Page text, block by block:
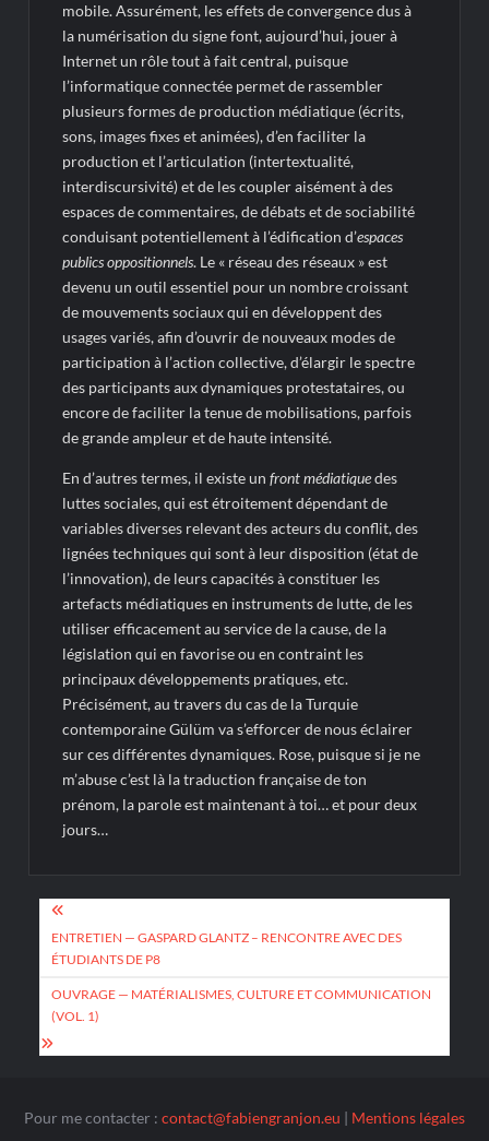
mobile. Assurément, les effets de convergence dus à
la numérisation du signe font, aujourd’hui, jouer à
Internet un rôle tout à fait central, puisque
l’informatique connectée permet de rassembler
plusieurs formes de production médiatique (écrits,
sons, images fixes et animées), d’en faciliter la
production et l’articulation (intertextualité,
interdiscursivité) et de les coupler aisément à des
espaces de commentaires, de débats et de sociabilité
conduisant potentiellement à l’édification d’espaces
publics oppositionnels. Le « réseau des réseaux » est
devenu un outil essentiel pour un nombre croissant
de mouvements sociaux qui en développent des
usages variés, afin d’ouvrir de nouveaux modes de
participation à l’action collective, d’élargir le spectre
des participants aux dynamiques protestataires, ou
encore de faciliter la tenue de mobilisations, parfois
de grande ampleur et de haute intensité.
En d’autres termes, il existe unfront médiatiquedes
luttes sociales, qui est étroitement dépendant de
variables diverses relevant des acteurs du conflit, des
lignées techniques qui sont à leur disposition (état de
l’innovation), de leurs capacités à constituer les
artefacts médiatiques en instruments de lutte, de les
utiliser efficacement au service de la cause, de la
législation qui en favorise ou en contraint les
principaux développements pratiques, etc.
Précisément, au travers du cas de la Turquie
contemporaine Gülüm va s’efforcer de nous éclairer
sur ces différentes dynamiques. Rose, puisque si je ne
m’abuse c’est là la traduction française de ton
prénom, la parole est maintenant à toi… et pour deux
jours…
Navigation
de
l’article
ENTRETIEN — GASPARD GLANTZ – RENCONTRE AVEC DES
ÉTUDIANTS DE P8
OUVRAGE — MATÉRIALISMES, CULTURE ET COMMUNICATION
(VOL. 1)
Pour me contacter : contact@fabiengranjon.eu | Mentions légales